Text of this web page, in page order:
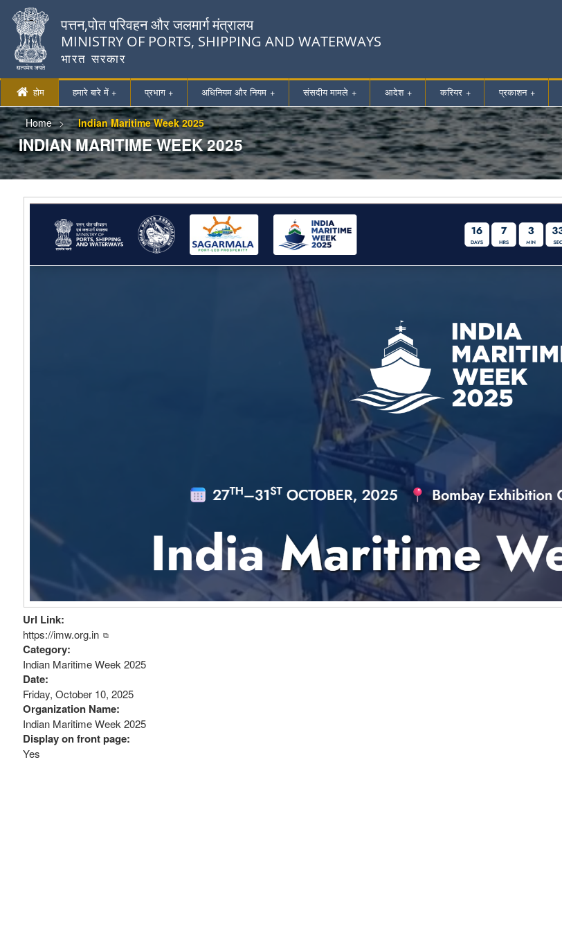
पत्तन,पोत परिवहन और जलमार्ग मंत्रालय
MINISTRY OF PORTS, SHIPPING AND WATERWAYS
भारत सरकार
होम हमारे बारे में + प्रभाग + अधिनियम और नियम संसदीय मामले आदेश करियर प्रकाशन
Home Indian Maritime Week 2025
INDIAN MARITIME WEEK 2025
Url Link:
https://imw.org.in
Category:
Indian Maritime Week 2025
Date:
Friday, October 10, 2025
Organization Name:
Indian Maritime Week 2025
Display on front page:
Yes